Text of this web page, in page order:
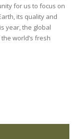
for us to focus on
its quality and
year, the global
world’s fresh